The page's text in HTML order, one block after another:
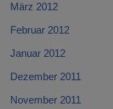
März 2012
Februar 2012
Januar 2012
Dezember 2011
November 2011